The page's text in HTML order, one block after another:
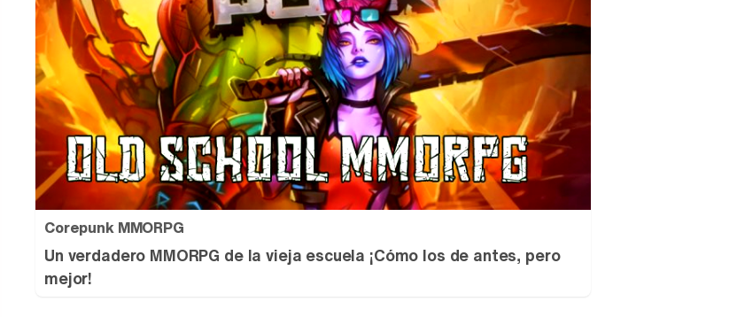
Corepunk MMORPG
Un verdadero MMORPG de la vieja escuela ¡Cómo los de antes, pero
mejor!